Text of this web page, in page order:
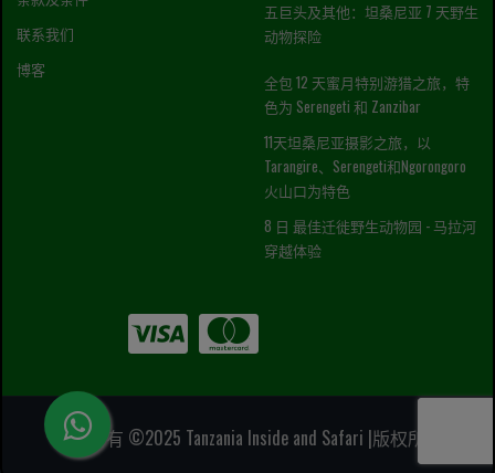
联系我们
博客
五巨头及其他：坦桑尼亚 7 天野生
动物探险
全包 12 天蜜月特别游猎之旅，特
色为 Serengeti 和 Zanzibar
11天坦桑尼亚摄影之旅，以
Tarangire、Serengeti和Ngorongoro
火山口为特色
8 日 最佳迁徙野生动物园 - 马拉河
穿越体验
版权所有 ©2025 Tanzania Inside and Safari |版权所有